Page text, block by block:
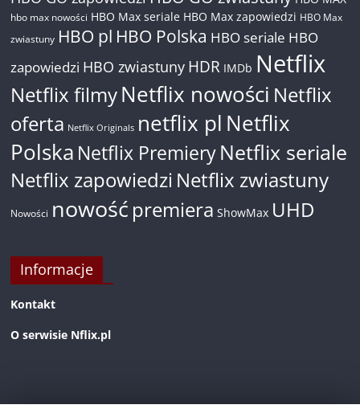
hbo max nowości HBO Max seriale HBO Max zapowiedzi HBO Max
zwiastuny HBO pl HBO Polska HBO seriale HBO
zapowiedzi HBO zwiastuny HDR IMDb Netflix
Netflix filmyNetflix nowości Netflix
oferta Netflix Originals netflix pl Netflix
Polska Netflix PremieryNetflix seriale
Netflix zapowiedzi Netflix zwiastuny
Nowości nowość premiera ShowMax UHD
Informacje
Kontakt
O serwisie Nflix.pl